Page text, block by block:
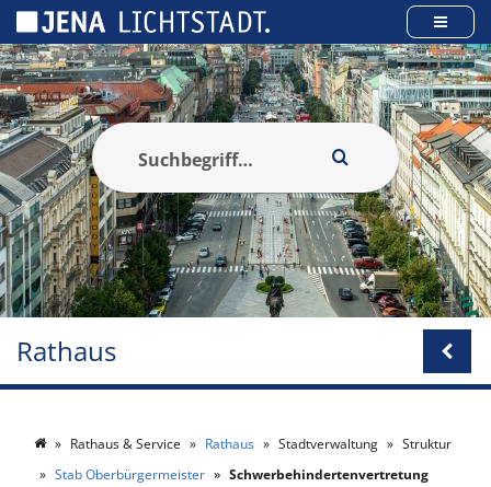
Rathaus
Rathaus & Service Rathaus Stadtverwaltung
Struktur
Stab Oberbürgermeister
Schwerbehindertenvertretung
Cookie-Einstellungen